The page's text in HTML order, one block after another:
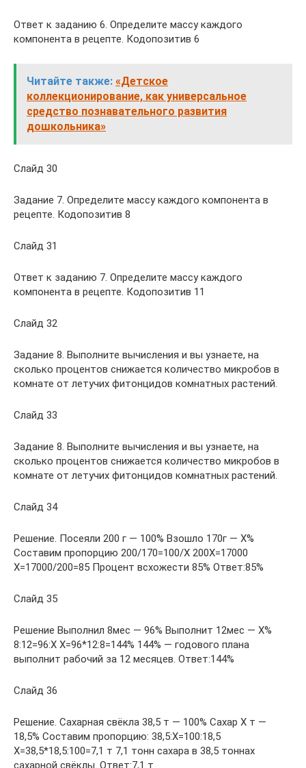
Ответ к заданию 6. Определите массу каждого
компонента в рецепте. Кодопозитив 6
Читайте также: «Детское
коллекционирование, как универсальное
средство познавательного развития
дошкольника»
Слайд 30
Задание 7. Определите массу каждого компонента в
рецепте. Кодопозитив 8
Слайд 31
Ответ к заданию 7. Определите массу каждого
компонента в рецепте. Кодопозитив 11
Слайд 32
Задание 8. Выполните вычисления и вы узнаете, на
сколько процентов снижается количество микробов в
комнате от летучих фитонцидов комнатных растений.
Слайд 33
Задание 8. Выполните вычисления и вы узнаете, на
сколько процентов снижается количество микробов в
комнате от летучих фитонцидов комнатных растений.
Слайд 34
Решение. Посеяли 200 г — 100% Взошло 170г — Х%
Составим пропорцию 200/170=100/Х 200Х=17000
Х=17000/200=85 Процент всхожести 85% Ответ:85%
Слайд 35
Решение Выполнил 8мес — 96% Выполнит 12мес — Х%
8:12=96:Х Х=96*12:8=144% 144% — годового плана
выполнит рабочий за 12 месяцев. Ответ:144%
Слайд 36
Решение. Сахарная свёкла 38,5 т — 100% Сахар Х т —
18,5% Составим пропорцию: 38,5:Х=100:18,5
Х=38,5*18,5:100=7,1 т 7,1 тонн сахара в 38,5 тоннах
сахарной свёклы. Ответ:7,1 т.